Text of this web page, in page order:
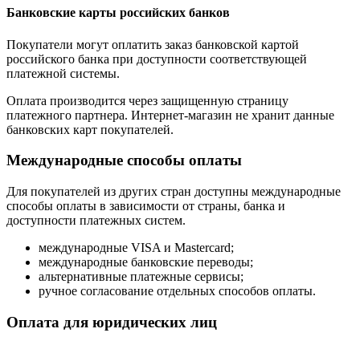
Банковские карты российских банков
Покупатели могут оплатить заказ банковской картой
российского банка при доступности соответствующей
платежной системы.
Оплата производится через защищенную страницу
платежного партнера. Интернет-магазин не хранит данные
банковских карт покупателей.
Международные способы оплаты
Для покупателей из других стран доступны международные
способы оплаты в зависимости от страны, банка и
доступности платежных систем.
международные VISA и Mastercard;
международные банковские переводы;
альтернативные платежные сервисы;
ручное согласование отдельных способов оплаты.
Оплата для юридических лиц